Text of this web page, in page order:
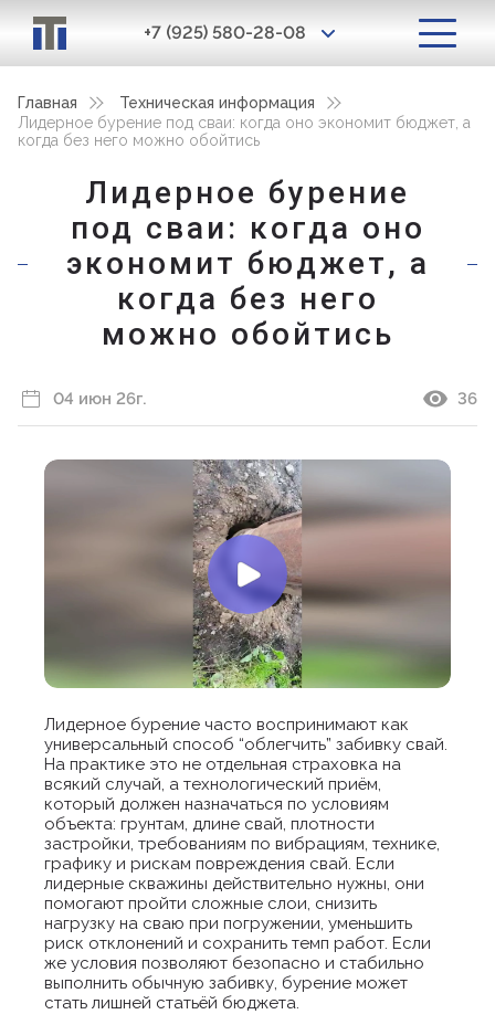
+7 (925) 580-28-08
Главная
Техническая информация
Лидерное бурение под сваи: когда оно экономит бюджет, а
когда без него можно обойтись
Лидерное бурение
под сваи: когда оно
экономит бюджет, а
когда без него
можно обойтись
04 июн 26г. 36
Лидерное бурение часто воспринимают как
универсальный способ “облегчить” забивку свай.
На практике это не отдельная страховка на
всякий случай, а технологический приём,
который должен назначаться по условиям
объекта: грунтам, длине свай, плотности
застройки, требованиям по вибрациям, технике,
графику и рискам повреждения свай. Если
лидерные скважины действительно нужны, они
помогают пройти сложные слои, снизить
нагрузку на сваю при погружении, уменьшить
риск отклонений и сохранить темп работ. Если
же условия позволяют безопасно и стабильно
выполнить обычную забивку, бурение может
стать лишней статьёй бюджета.